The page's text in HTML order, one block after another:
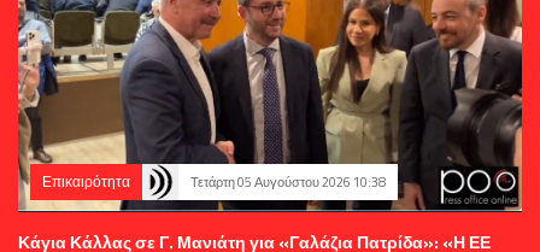
Επικαιρότητα Τετάρτη 05 Αυγούστου 2026 10:38
Κάγια Κάλλας σε Γ. Μανιάτη για «Γαλάζια Πατρίδα»: «Η ΕΕ